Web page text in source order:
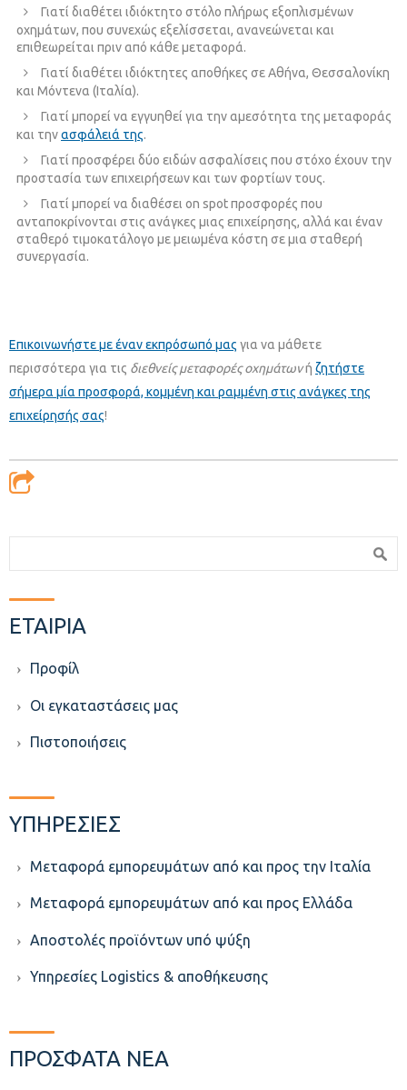
Γιατί διαθέτει ιδιόκτητο στόλο πλήρως εξοπλισμένων
οχημάτων, που συνεχώς εξελίσσεται, ανανεώνεται και
επιθεωρείται πριν από κάθε μεταφορά.
Γιατί διαθέτει ιδιόκτητες αποθήκες σε Αθήνα, Θεσσαλονίκη
και Μόντενα (Ιταλία).
Γιατί μπορεί να εγγυηθεί για την αμεσότητα της μεταφοράς
και τηνασφάλειά της.
Γιατί προσφέρει δύο ειδών ασφαλίσεις που στόχο έχουν την
προστασία των επιχειρήσεων και των φορτίων τους.
Γιατί μπορεί να διαθέσει on spot προσφορές που
ανταποκρίνονται στις ανάγκες μιας επιχείρησης, αλλά και έναν
σταθερό τιμοκατάλογο με μειωμένα κόστη σε μια σταθερή
συνεργασία.
Επικοινωνήστε με έναν εκπρόσωπό μας για να μάθετε
περισσότερα για τις διεθνείς μεταφορές οχημάτωνή ζητήστε
σήμερα μία προσφορά, κομμένη και ραμμένη στις ανάγκες της
επιχείρησής σας!
ΕΤΑΙΡΙΑ
Προφίλ
Οι εγκαταστάσεις μας
Πιστοποιήσεις
ΥΠΗΡΕΣΙΕΣ
Μεταφορά εμπορευμάτων από και προς την Ιταλία
Μεταφορά εμπορευμάτων από και προς Ελλάδα
Aποστολές προϊόντων υπό ψύξη
Υπηρεσίες Logistics & αποθήκευσης
ΠΡΟΣΦΑΤΑ ΝΕΑ